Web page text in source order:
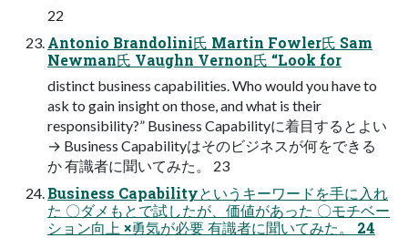
22
Antonio Brandolini氏 Martin Fowler氏 Sam
Newman氏 Vaughn Vernon氏 “Look for
distinct business capabilities. Who would you have to
ask to gain insight on those, and what is their
responsibility?” Business Capabilityに着目するとよい
→ Business Capabilityはそのビジネスが何をできる
か 有識者に聞いてみた。 23
Business Capabilityというキーワードを手に入れ
た 〇ダメもとで試したが、価値があった 〇モチベー
ション向上 ×勇気が必要 有識者に聞いてみた。 24